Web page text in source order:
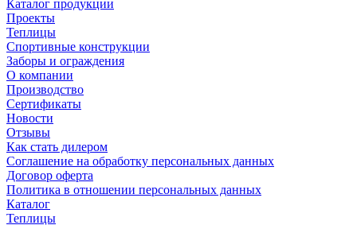
Каталог продукции
Проекты
Теплицы
Спортивные конструкции
Заборы и ограждения
О компании
Производство
Сертификаты
Новости
Отзывы
Как стать дилером
Соглашение на обработку персональных данных
Договор оферта
Политика в отношении персональных данных
Каталог
Теплицы